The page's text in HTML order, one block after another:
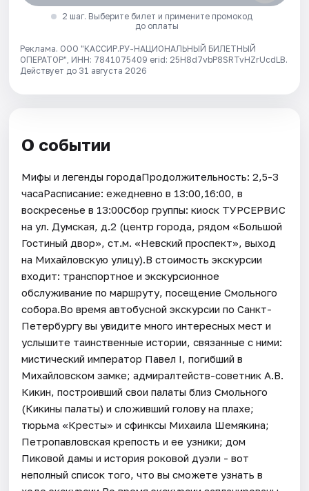
2 шаг. Выберите билет и примените промокод
до оплаты
Реклама. ООО "КАССИР.РУ-НАЦИОНАЛЬНЫЙ БИЛЕТНЫЙ
ОПЕРАТОР", ИНН: 7841075409 erid: 25H8d7vbP8SRTvHZrUcdLB.
Действует до 31 августа 2026
О событии
Мифы и легенды городаПродолжительность: 2,5-3
часаРасписание: ежедневно в 13:00,16:00, в
воскресенье в 13:00Сбор группы: киоск ТУРСЕРВИС
на ул. Думская, д.2 (центр города, рядом «Большой
Гостиный двор», ст.м. «Невский проспект», выход
на Михайловскую улицу).В стоимость экскурсии
входит: транспортное и экскурсионное
обслуживание по маршруту, посещение Смольного
собора.Во время автобусной экскурсии по Санкт-
Петербургу вы увидите много интересных мест и
услышите таинственные истории, связанные с ними:
мистический император Павел I, погибший в
Михайловском замке; адмиралтейств-советник А.В.
Кикин, построивший свои палаты близ Смольного
(Кикины палаты) и сложивший голову на плахе;
тюрьма «Кресты» и сфинксы Михаила Шемякина;
Петропавловская крепость и ее узники; дом
Пиковой дамы и история роковой дуэли - вот
неполный список того, что вы сможете узнать в